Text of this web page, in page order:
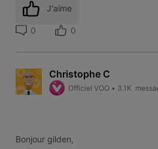
J'aime
0 0
Christophe C
Officiel VOO • 3.1K
Bonjour gilden,